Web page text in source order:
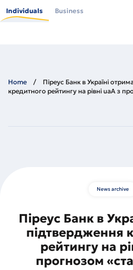
main
Individuals Business
Home
Піреус Банк в Україні
кредитного рейтингу на рівні uaA з
News archive
Піреус Банк в
підтвердження
рейтингу на
прогнозом